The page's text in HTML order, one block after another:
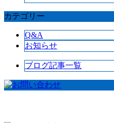
カテゴリー
Q&A
お知らせ
ブログ記事一覧